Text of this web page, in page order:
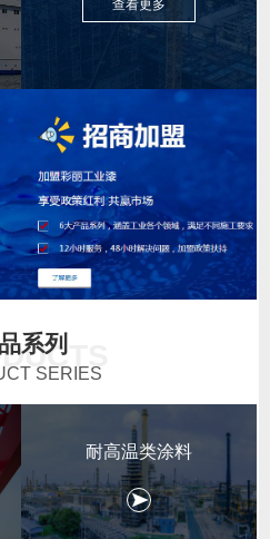
查看更多
系列
SERIES
耐高温类涂料